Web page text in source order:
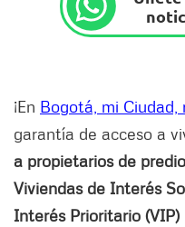
¡En Bogotá, mi Ciudad,
garantía de acceso a
a propietarios de
Viviendas de Interés
Interés Prioritario (VIP)